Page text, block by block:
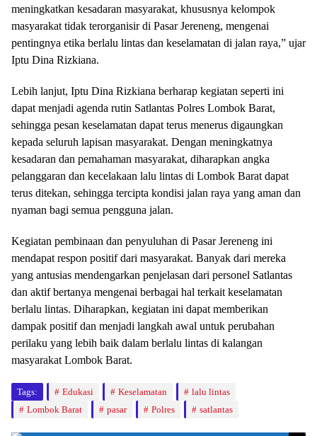
meningkatkan kesadaran masyarakat, khususnya kelompok
masyarakat tidak terorganisir di Pasar Jereneng, mengenai
pentingnya etika berlalu lintas dan keselamatan di jalan raya,” ujar
Iptu Dina Rizkiana.
Lebih lanjut, Iptu Dina Rizkiana berharap kegiatan seperti ini
dapat menjadi agenda rutin Satlantas Polres Lombok Barat,
sehingga pesan keselamatan dapat terus menerus digaungkan
kepada seluruh lapisan masyarakat. Dengan meningkatnya
kesadaran dan pemahaman masyarakat, diharapkan angka
pelanggaran dan kecelakaan lalu lintas di Lombok Barat dapat
terus ditekan, sehingga tercipta kondisi jalan raya yang aman dan
nyaman bagi semua pengguna jalan.
Kegiatan pembinaan dan penyuluhan di Pasar Jereneng ini
mendapat respon positif dari masyarakat. Banyak dari mereka
yang antusias mendengarkan penjelasan dari personel Satlantas
dan aktif bertanya mengenai berbagai hal terkait keselamatan
berlalu lintas. Diharapkan, kegiatan ini dapat memberikan
dampak positif dan menjadi langkah awal untuk perubahan
perilaku yang lebih baik dalam berlalu lintas di kalangan
masyarakat Lombok Barat.
Tags: Edukasi Keselamatan
lalu lintas
Lombok Barat
pasar Polres satlantas